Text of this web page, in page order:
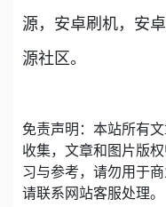
源，安卓刷机，安
源社区。
免责声明：本站所有
收集，文章和图片版
习与参考，请勿用于
请联系网站客服处理。